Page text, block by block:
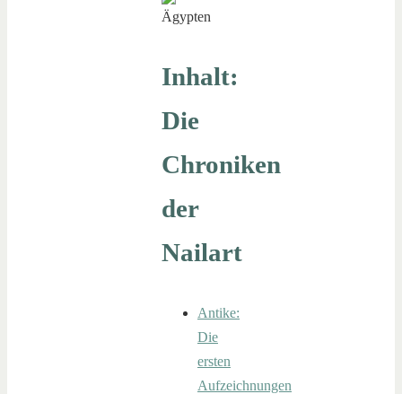
Inhalt:
Die
Chroniken
der
Nailart
Antike:
Die
ersten
Aufzeichnungen